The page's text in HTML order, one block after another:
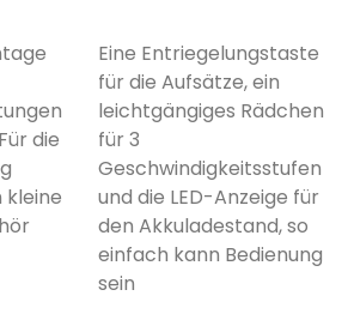
die
kleine
Eine Entriegelungstaste
für die Aufsätze, ein
leichtgängiges Rädchen
für 3
Geschwindigkeitsstufen
und die LED-Anzeige für
den Akkuladestand, so
einfach kann Bedienung
sein